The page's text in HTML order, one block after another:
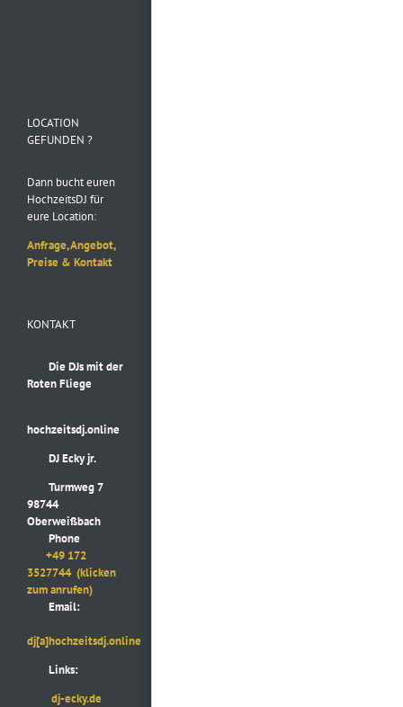
LOCATION
GEFUNDEN ?
Dann bucht euren
HochzeitsDJ für
eure Location:
Anfrage, Angebot,
Preise & Kontakt
KONTAKT
Die DJs mit der
Roten Fliege
hochzeitsdj.online
DJ Ecky jr.
Turmweg 7
98744
Oberweißbach
Phone
+49 172
3527744 (klicken
zum anrufen)
Email:
dj[a]hochzeitsdj.online
Links:
dj-ecky.de